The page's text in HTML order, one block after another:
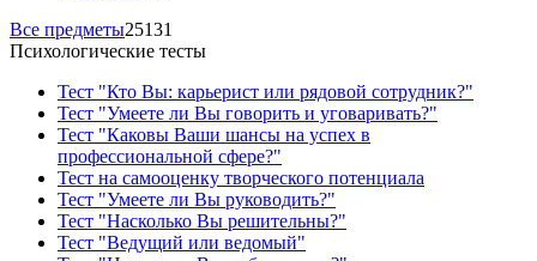
Все предметы25131
Психологические тесты
Тест "Кто Вы: карьерист или рядовой сотрудник?"
Тест "Умеете ли Вы говорить и уговаривать?"
Тест "Каковы Ваши шансы на успех в
профессиональной сфере?"
Тест на самооценку творческого потенциала
Тест "Умеете ли Вы руководить?"
Тест "Насколько Вы решительны?"
Тест "Ведущий или ведомый"